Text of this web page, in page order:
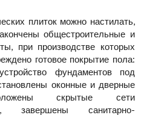
плиток можно настилать,
общестроительные и
при производстве которых
готовое покрытие пола:
фундаментов под
оконные и дверные
скрытые сети
завершены санитарно-